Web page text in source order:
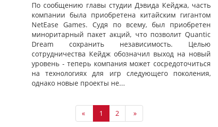
По сообщению главы студии Дэвида Кейджа, часть
компании была приобретена китайским гигантом
NetEase Games. Судя по всему, был приобретен
миноритарный пакет акций, что позволит Quantic
Dream сохранить независимость. Целью
сотрудничества Кейдж обозначил выход на новый
уровень - теперь компания может сосредоточиться
на технологиях для игр следующего поколения,
однако новые проекты не...
« 1 2 »